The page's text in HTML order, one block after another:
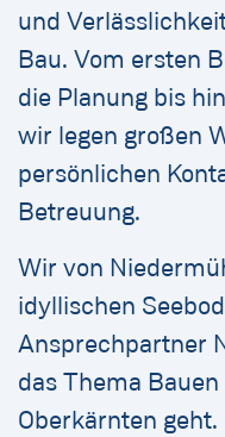
und
Bau. Vom ersten
die Planung bis
wir legen großen
persönlichen
Betreuung.
Wir von
idyllischen
Ansprechpartner
das Thema
Oberkärnten